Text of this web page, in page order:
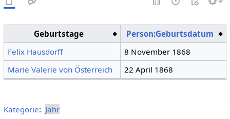
Geburtstage
Person:Geburtsdatum
Felix Hausdorff
8 November 1868
Marie Valerie von Österreich
22 April 1868
Kategorie: Jahr